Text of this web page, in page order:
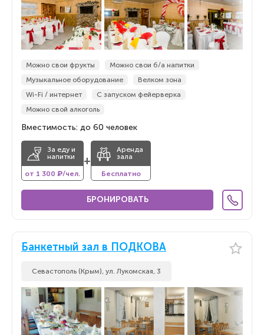
Можно свои фрукты
Можно свои б/а напитки
Музыкальное оборудование
Велком зона
Wi-Fi / интернет
С запуском фейерверка
Можно свой алкоголь
Вместимость: до 60 человек
За еду и
напитки
от 1 300 ₽/чел.
+
Аренда
зала
Бесплатно
БРОНИРОВАТЬ
Банкетный зал в ПОДКОВА
Севастополь (Крым), ул. Лукомская, 3